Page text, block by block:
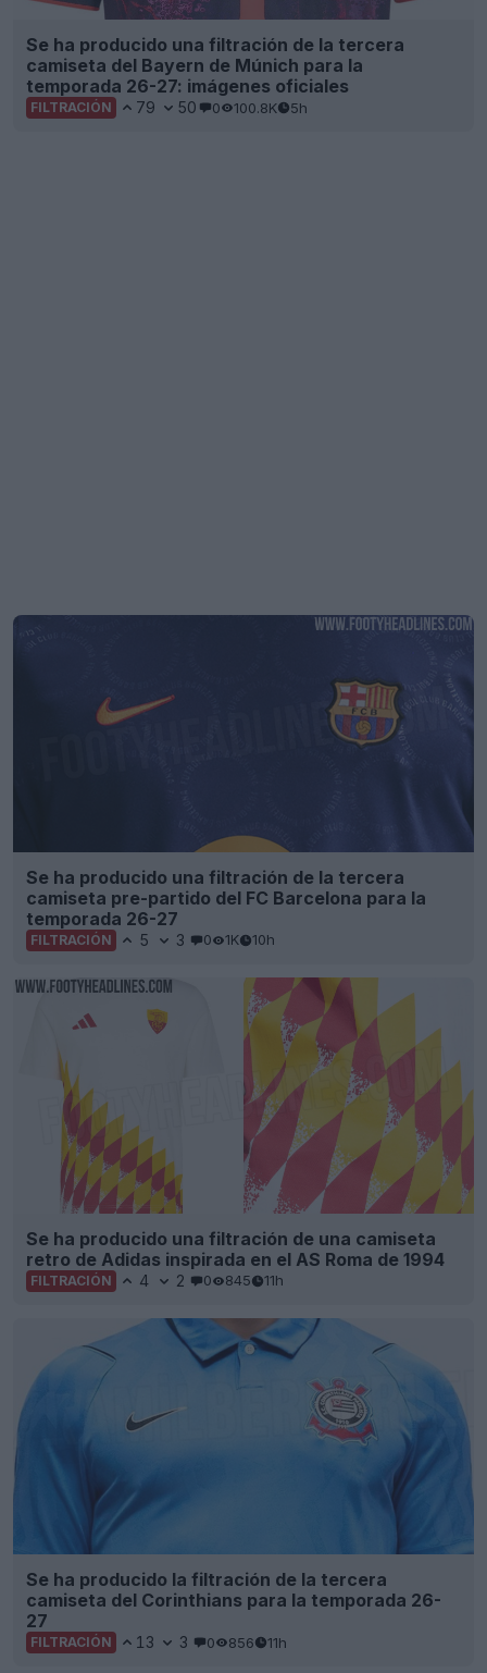
Se ha producido una filtración de la tercera
camiseta del Bayern de Múnich para la
temporada 26-27: imágenes oficiales
FILTRACIÓN 79 50 0 100.8K 5h
Se ha producido una filtración de la tercera
camiseta pre-partido del FC Barcelona para la
temporada 26-27
FILTRACIÓN 5 3 0 1K 10h
Se ha producido una filtración de una camiseta
retro de Adidas inspirada en el AS Roma de 1994
FILTRACIÓN 4 2 0 845 11h
Se ha producido la filtración de la tercera
camiseta del Corinthians para la temporada 26-
27
FILTRACIÓN 13 3 0 856 11h